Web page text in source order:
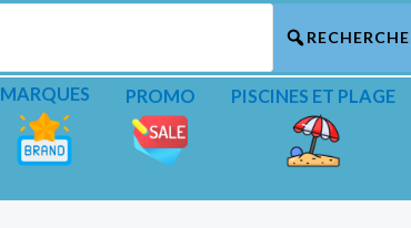
MARQUES PROMO PISCINES ET PLAGE